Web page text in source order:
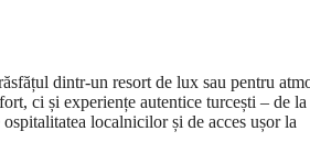
dintr-un resort de lux sau pentru
ci și experiențe autentice turcești – de
localnicilor și de acces ușor la